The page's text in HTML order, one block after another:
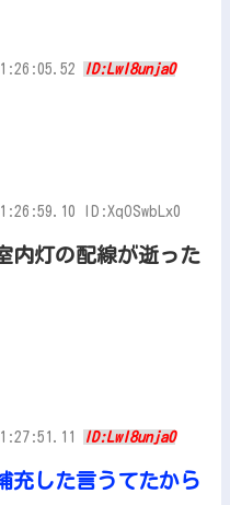
ID:LwI8unja0
ID:XqOSwbLx0
内灯の配線が逝った
ID:LwI8unja0
充した言うてたから